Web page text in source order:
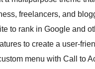
freelancers, and
to rank in Google and
to create a user-
menu with Call to